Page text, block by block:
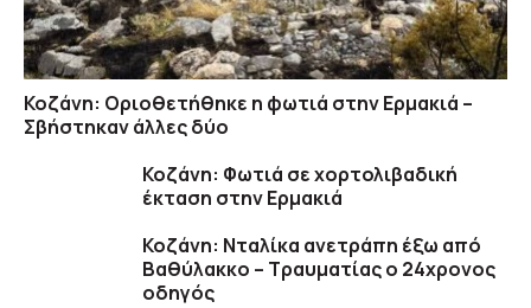
Κοζάνη: Οριοθετήθηκε η φωτιά στην Ερμακιά –
Σβήστηκαν άλλες δύο
Κοζάνη: Φωτιά σε χορτολιβαδική
έκταση στην Ερμακιά
Κοζάνη: Νταλίκα ανετράπη έξω από
Βαθύλακκο – Τραυματίας ο 24χρονος
οδηγός